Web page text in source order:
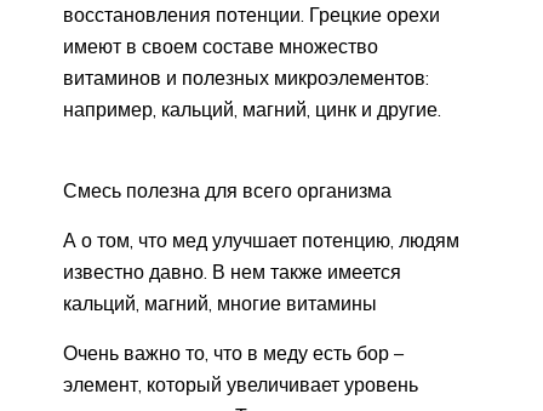
восстановления потенции. Грецкие орехи
имеют в своем составе множество
витаминов и полезных микроэлементов:
например, кальций, магний, цинк и другие.
Смесь полезна для всего организма
А о том, что мед улучшает потенцию, людям
известно давно. В нем также имеется
кальций, магний, многие витамины
Очень важно то, что в меду есть бор –
элемент, который увеличивает уровень